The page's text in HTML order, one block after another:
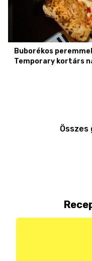
Buborékos
Temporary kortárs